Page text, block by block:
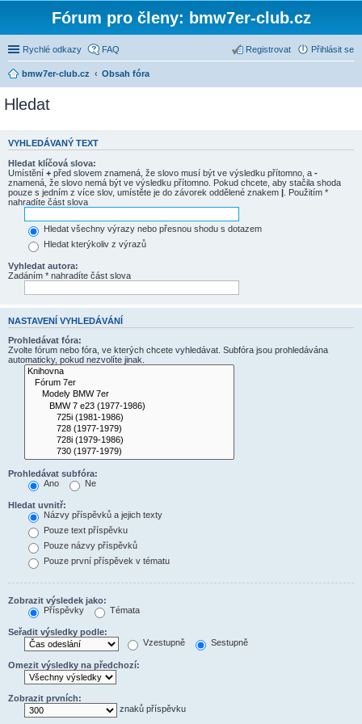
Fórum pro členy: bmw7er-club.cz
Rychlé odkazy FAQ Přihlásit se
Registrovat
bmw7er-club.cz Obsah fóra
Hledat
VYHLEDÁVANÝ TEXT
Hledat klíčová slova:
Umístění + před slovem znamená, že slovo musí být ve výsledku přítomno, a -
znamená, že slovo nemá být ve výsledku přítomno. Pokud chcete, aby stačila shoda
pouze s jedním z více slov, umístěte je do závorek oddělené znakem | . Použitím *
nahradíte část slova
Hledat všechny výrazy nebo přesnou shodu s dotazem
Hledat kterýkoliv z výrazů
Vyhledat autora:
Zadáním * nahradíte část slova
NASTAVENÍ VYHLEDÁVÁNÍ
Prohledávat fóra:
Zvolte fórum nebo fóra, ve kterých chcete vyhledávat. Subfóra jsou prohledávána
automaticky, pokud nezvolíte jinak.
Prohledávat subfóra:
Ano
Ne
Hledat uvnitř:
Názvy příspěvků a jejich texty
Pouze text příspěvku
Pouze názvy příspěvků
Pouze první příspěvek v tématu
Zobrazit výsledek jako:
Příspěvky
Témata
Seřadit výsledky podle:
Vzestupně
Sestupně
Omezit výsledky na předchozí:
Zobrazit prvních:
znaků příspěvku